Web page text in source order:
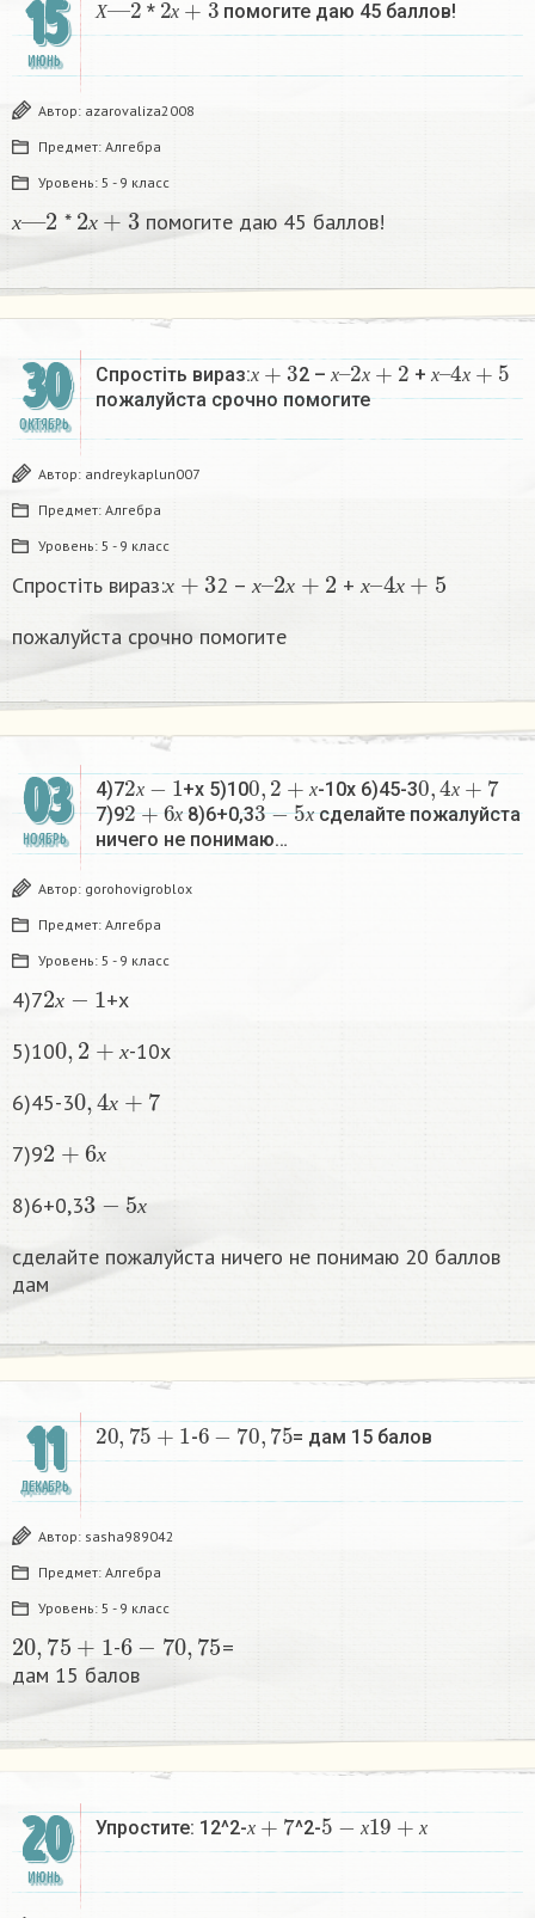
15
ИЮНЬ
Х * х помогите даю 45 баллов!
Автор: azarovaliza2008
Предмет: Алгебра
Уровень: 5 - 9 класс
х
2
* х
2
помогите даю 45 баллов!
30
ОКТЯБРЬ
Спростіть вираз: х
х+3
2 – х
х–
2
х
х+2
+ х
х–
4
х
х 5
пожалуйста срочно помогите
Автор: andreykaplun007
Предмет: Алгебра
Уровень: 5 - 9 класс
Спростіть вираз:х 2 –х
–
х +х х
пожалуйста срочно помогите
03
НОЯБРЬ
4)7 х
2х−1
+х 5)10 х
0,2+ х
-10х 6)45-3 х
0,4х+
7)9 х
2+ 6х
8)6+0,3 х
3 − 5х
сделайте пожалуйста
ничего не понимаю…
Автор: gorohovigroblox
Предмет: Алгебра
Уровень: 5 - 9 класс
4)7 х
2
+х
5)10
х
0 2
-10х
6)45-3
х
0 4
7)9 х
2 х
8)6+0,3 х
3 х
сделайте пожалуйста ничего не понимаю 20 баллов
дам
11
ДЕКАБРЬ
20,75+1
-
6−70,75
= дам 15 балов​
Автор: sasha989042
Предмет: Алгебра
Уровень: 5 - 9 класс
20 75
-
6 0 75
=
дам 15 балов​
20
ИЮНЬ
Упростите: 12^2- х
х+7
^2- х
5 −х
х
19+х